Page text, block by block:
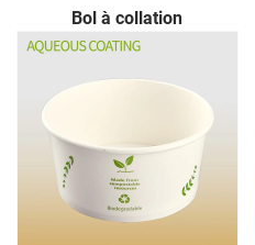
Bol à collation